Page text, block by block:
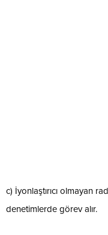
c) İyonlaştırıcı olmayan
denetimlerde görev alır.